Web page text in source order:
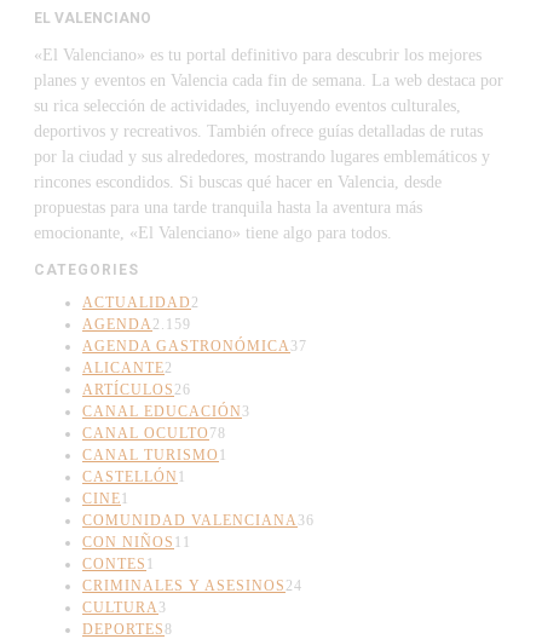
EL VALENCIANO
«El Valenciano» es tu portal definitivo para descubrir los mejores
planes y eventos en Valencia cada fin de semana. La web destaca por
su rica selección de actividades, incluyendo eventos culturales,
deportivos y recreativos. También ofrece guías detalladas de rutas
por la ciudad y sus alrededores, mostrando lugares emblemáticos y
rincones escondidos. Si buscas qué hacer en Valencia, desde
propuestas para una tarde tranquila hasta la aventura más
emocionante, «El Valenciano» tiene algo para todos.
CATEGORIES
ACTUALIDAD 2
AGENDA2.159
AGENDA GASTRONÓMICA37
ALICANTE2
ARTÍCULOS 26
CANAL EDUCACIÓN 3
CANAL OCULTO 78
CANAL TURISMO 1
CASTELLÓN 1
CINE1
COMUNIDAD VALENCIANA36
CON NIÑOS 11
CONTES 1
CRIMINALES Y ASESINOS 24
CULTURA3
DEPORTES8